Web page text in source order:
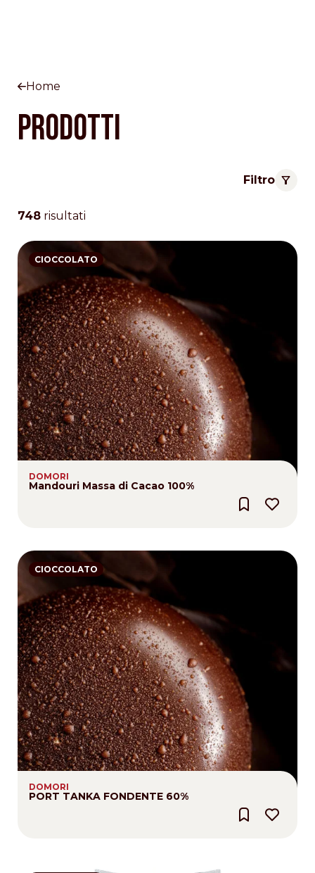
Home
Prodotti
Filtro
748 risultati
CIOCCOLATO
DOMORI
Mandouri Massa di Cacao 100%
CIOCCOLATO
DOMORI
PORT TANKA FONDENTE 60%